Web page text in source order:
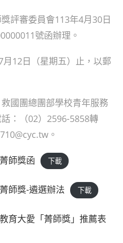
評審委員會113年4月30日
號函辦理。
12日（星期五）止，以郵
國團總團部學校青年服務
：（02）2596-5858轉
。
師獎函 下載
師獎-遴選辦法 下載
育大愛「菁師獎」推薦表